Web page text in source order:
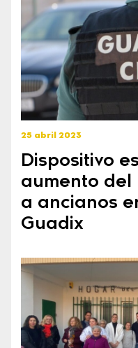
25 abril 2023
Dispositivo
aumento del
a ancianos
Guadix